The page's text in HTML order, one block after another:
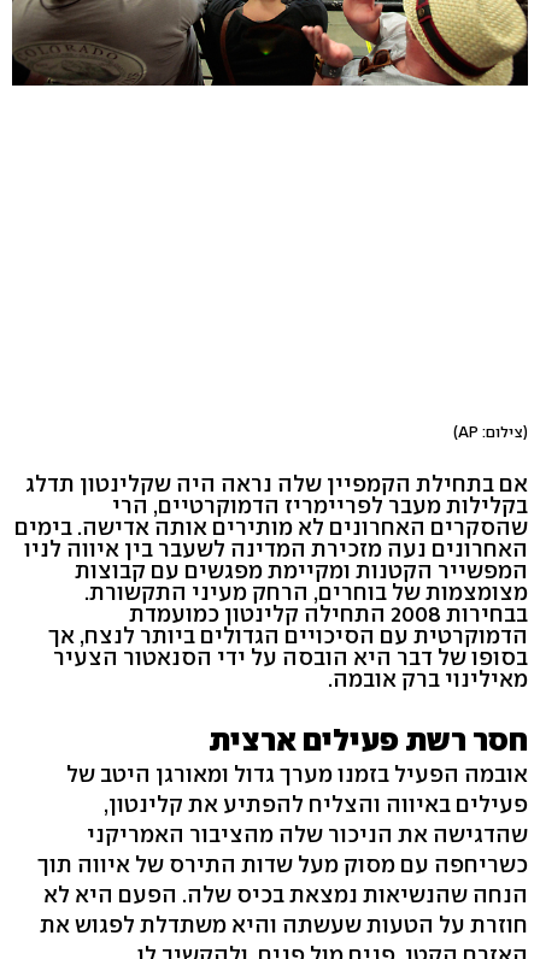
(צילום: AP)
אם בתחילת הקמפיין שלה נראה היה שקלינטון תדלג
בקלילות מעבר לפריימריז הדמוקרטיים, הרי
שהסקרים האחרונים לא מותירים אותה אדישה. בימים
האחרונים נעה מזכירת המדינה לשעבר בין איווה לניו
המפשייר הקטנות ומקיימת מפגשים עם קבוצות
מצומצמות של בוחרים, הרחק מעיני התקשורת.
בבחירות 2008 התחילה קלינטון כמועמדת
הדמוקרטית עם הסיכויים הגדולים ביותר לנצח, אך
בסופו של דבר היא הובסה על ידי הסנאטור הצעיר
מאילינוי ברק אובמה.
חסר רשת פעילים ארצית
אובמה הפעיל בזמנו מערך גדול ומאורגן היטב של
פעילים באיווה והצליח להפתיע את קלינטון,
שהדגישה את הניכור שלה מהציבור האמריקני
כשריחפה עם מסוק מעל שדות התירס של איווה תוך
הנחה שהנשיאות נמצאת בכיס שלה. הפעם היא לא
חוזרת על הטעות שעשתה והיא משתדלת לפגוש את